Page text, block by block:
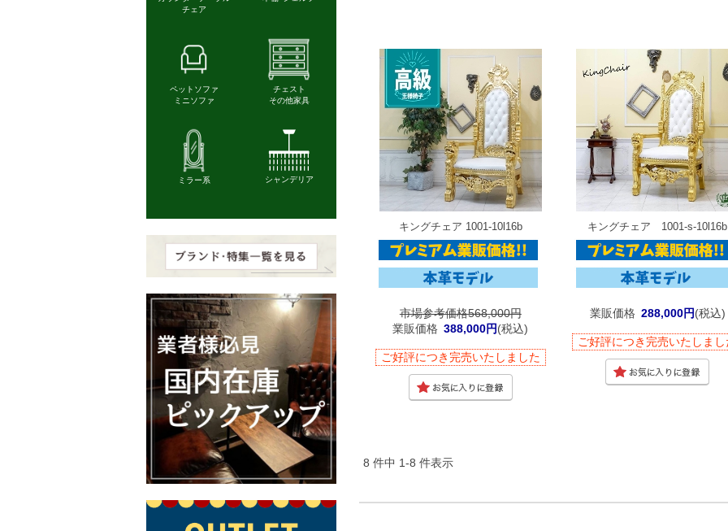
キングチェア 1001-10l16b
市場参考価格568,000円
業販価格 388,000円(税込)
ご好評につき完売いたしました
キングチェア 1001-s-10l16b
業販価格 288,000円(税込)
ご好評につき完売いたしまし
8 件中 1-8 件表示